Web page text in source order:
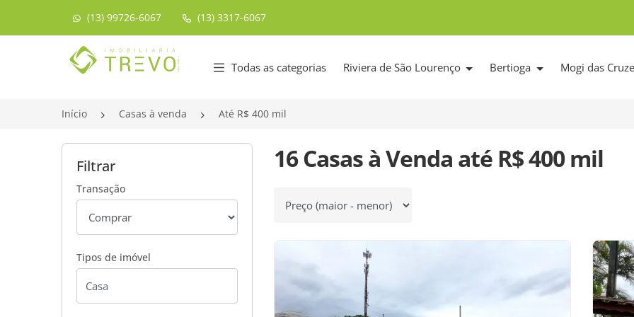
(13) 99726-6067 (13) 3317-6067
Página inicial
Todas as categorias Riviera de São Lourenço Bertioga Mogi das
Início Casas à venda Até R$ 400 mil
Filtrar
Transação
Tipos de imóvel
16 Casas à Venda até R$ 400 mil
Ordenar por